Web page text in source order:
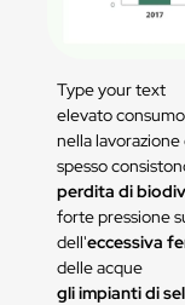
Type your text
elevato
nella
spesso
perdita di
forte pressione
dell'eccessiva
delle acque
gli impianti di